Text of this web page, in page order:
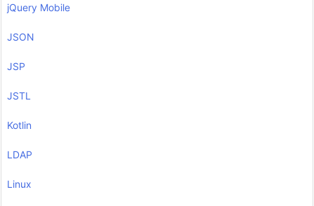
jQuery Mobile
JSON
JSP
JSTL
Kotlin
LDAP
Linux